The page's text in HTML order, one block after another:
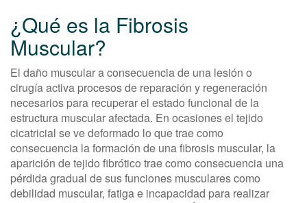
¿Qué es la Fibrosis
Muscular?
El daño muscular a consecuencia de una lesión o
cirugía activa procesos de reparación y regeneración
necesarios para recuperar el estado funcional de la
estructura muscular afectada. En ocasiones el tejido
cicatricial se ve deformado lo que trae como
consecuencia la formación de una fibrosis muscular, la
aparición de tejido fibrótico trae como consecuencia una
pérdida gradual de sus funciones musculares como
debilidad muscular, fatiga e incapacidad para realizar